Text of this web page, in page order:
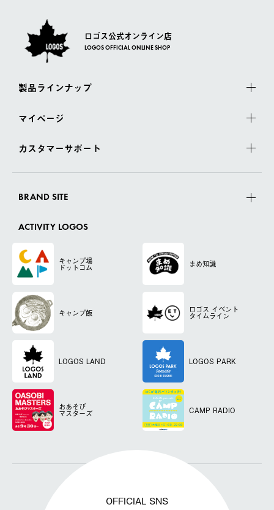
ロゴス公式オンライン店
LOGOS OFFICIAL ONLINE SHOP
製品ラインナップ
マイページ
カスタマーサポート
BRAND SITE
ACTIVITY LOGOS
キャンプ場
ドットコム まめ知識
キャンプ飯 ロゴス イベント
タイムライン
LOGOS LAND LOGOS PARK
おあそび
マスターズ CAMP RADIO
OFFICIAL SNS